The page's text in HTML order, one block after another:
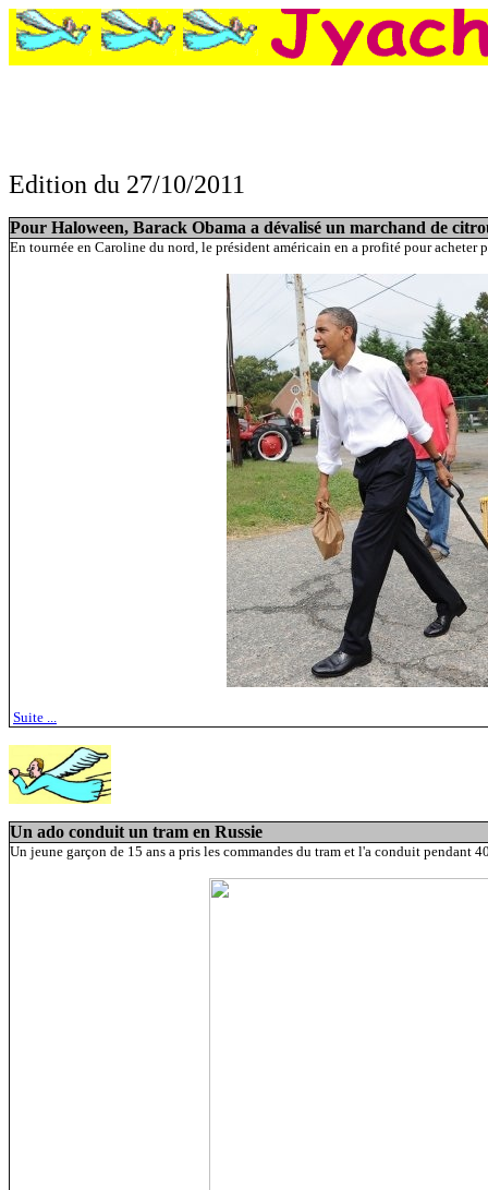
Edition du 27/10/2011
Pour Haloween, Barack Obama a dévalisé un marchand de
En tournée en Caroline du nord, le président américain en a profité pour
Suite ...
Un ado conduit un tram en Russie
Un jeune garçon de 15 ans a pris les commandes du tram et l'a conduit pendant